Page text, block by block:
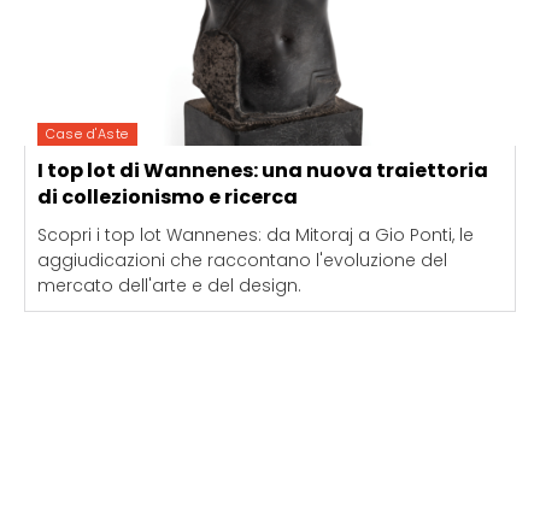
Case d'Aste
I top lot di Wannenes: una nuova traiettoria
di collezionismo e ricerca
Scopri i top lot Wannenes: da Mitoraj a Gio Ponti, le
aggiudicazioni che raccontano l'evoluzione del
mercato dell'arte e del design.